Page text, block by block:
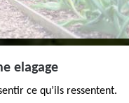
elagage
ce qu’ils ressentent.